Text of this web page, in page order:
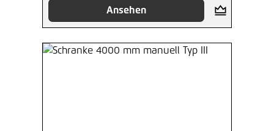
Ansehen